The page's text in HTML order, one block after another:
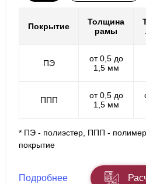
Покрытие
Толщина
рамы
ПЭ
от 0,5 до
1,5 мм
ППП
от 0,5 до
1,5 мм
* ПЭ - полиэстер, ППП -
покрытие
Подробнее